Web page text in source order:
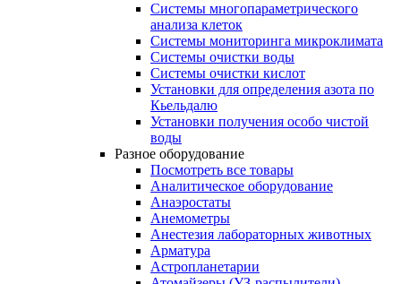
Системы многопараметрического
анализа клеток
Системы мониторинга микроклимата
Системы очистки воды
Системы очистки кислот
Установки для определения азота по
Кьельдалю
Установки получения особо чистой
воды
Разное оборудование
Посмотреть все товары
Аналитическое оборудование
Анаэростаты
Анемометры
Анестезия лабораторных животных
Арматура
Астропланетарии